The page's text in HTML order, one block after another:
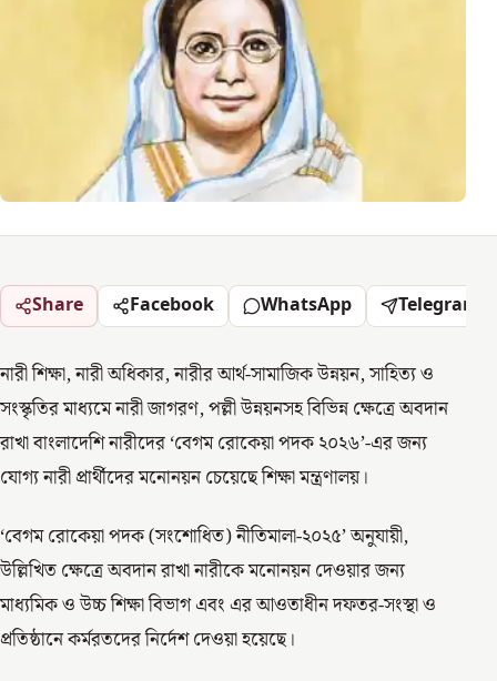
Share Facebook WhatsApp Telegram
নারী শিক্ষা, নারী অধিকার, নারীর আর্থ-সামাজিক উন্নয়ন, সাহিত্য ও
সংস্কৃতির মাধ্যমে নারী জাগরণ, পল্লী উন্নয়নসহ বিভিন্ন ক্ষেত্রে অবদান
রাখা বাংলাদেশি নারীদের ‘বেগম রোকেয়া পদক ২০২৬’-এর জন্য
যোগ্য নারী প্রার্থীদের মনোনয়ন চেয়েছে শিক্ষা মন্ত্রণালয়।
‘বেগম রোকেয়া পদক (সংশোধিত) নীতিমালা-২০২৫’ অনুযায়ী,
উল্লিখিত ক্ষেত্রে অবদান রাখা নারীকে মনোনয়ন দেওয়ার জন্য
মাধ্যমিক ও উচ্চ শিক্ষা বিভাগ এবং এর আওতাধীন দফতর-সংস্থা ও
প্রতিষ্ঠানে কর্মরতদের নির্দেশ দেওয়া হয়েছে।